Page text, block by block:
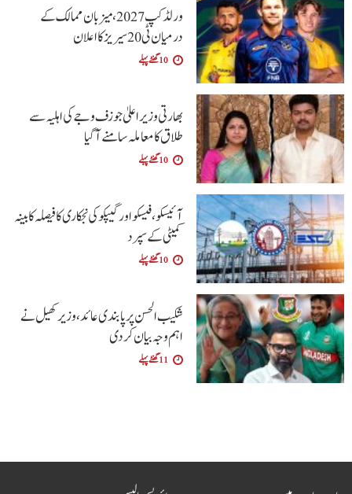
ورلڈ کپ 2027، میزبان ممالک کے
درمیان ٹی20 سیریز کا اعلان
10 گھنٹے پہلے
بھارتی وزیراعلیٰ جوزف وجے کی اہلیہ سے
طلاق کا معاملہ سامنے آگیا
10 گھنٹے پہلے
آئیسکو، فیسکو اور گیپکو کی نجکاری کا فیصلہ کابینہ
کمیٹی کے سپرد
10 گھنٹے پہلے
شکیب الحسن پر پابندی عائد، وزیر کھیل نے
اہم وجہ بیان کر دی
11 گھنٹے پہلے